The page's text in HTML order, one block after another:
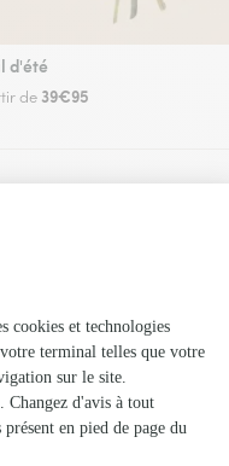
d'été
de 39€95
et dans ses
Les
Fleuristes